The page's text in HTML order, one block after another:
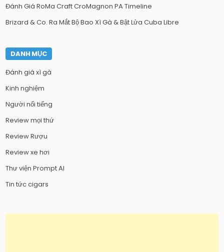
Đánh Giá RoMa Craft CroMagnon PA Timeline
Brizard & Co. Ra Mắt Bộ Bao Xì Gà & Bật Lửa Cuba Libre
DANH MỤC
Đánh giá xì gà
Kinh nghiệm
Người nổi tiếng
Review mọi thứ
Review Rượu
Review xe hơi
Thư viện Prompt AI
Tin tức cigars